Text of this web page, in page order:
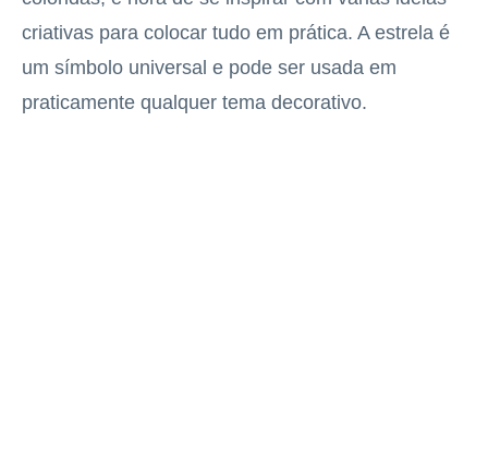
criativas para colocar tudo em prática. A estrela é
um símbolo universal e pode ser usada em
praticamente qualquer tema decorativo.